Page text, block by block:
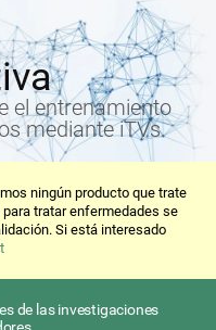
el entrenamiento
mediante iTVs.
ningún producto que trate
tratar enfermedades se
Si está interesado
de las investigaciones